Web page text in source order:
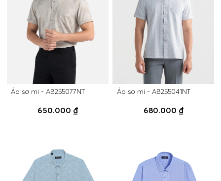
Áo sơ mi - AB255077NT
650.000 ₫
Áo sơ mi - AB255041NT
680.000 ₫